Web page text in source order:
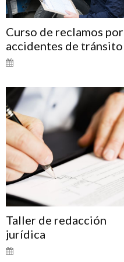
Curso de reclamos por
accidentes de tránsito
Taller de redacción
jurídica